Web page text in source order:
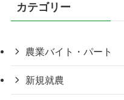
カテゴリー
農業バイト・パート
新規就農